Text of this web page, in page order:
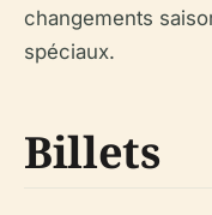
changements
spéciaux.
Billets